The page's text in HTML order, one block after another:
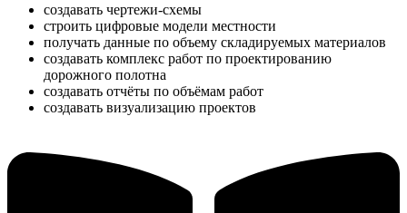
создавать чертежи-схемы
строить цифровые модели местности
получать данные по объему складируемых материалов
создавать комплекс работ по проектированию
дорожного полотна
создавать отчёты по объёмам работ
создавать визуализацию проектов